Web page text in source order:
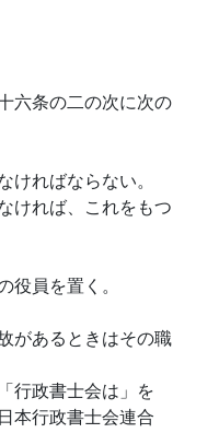
六条の二の次に次の
ればならない。
ければ、これをもつ
員を置く。
があるときはその職
行政書士会は」を
本行政書士会連合